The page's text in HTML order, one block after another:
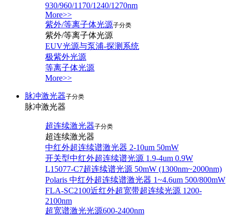
930/960/1170/1240/1270nm
More>>
紫外/等离子体光源子分类
紫外/等离子体光源
EUV光源与泵浦-探测系统
极紫外光源
等离子体光源
More>>
脉冲激光器子分类
脉冲激光器
超连续激光器子分类
超连续激光器
中红外超连续谱激光器 2-10um 50mW
开关型中红外超连续谱光源 1.9-4um 0.9W
L15077-C7超连续谱光源 50mW (1300nm~2000nm)
Polaris 中红外超连续谱激光器 1~4.6um 500/800mW
FLA-SC2100近红外超宽带超连续光源 1200-
2100nm
超宽谱激光光源600-2400nm